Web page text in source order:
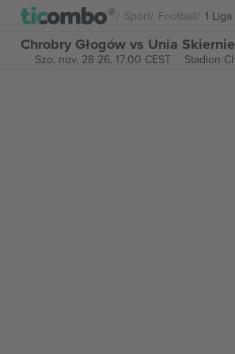
Sport Football 1 Liga
Chrobry Głogów vs Unia
Szo, nov. 28 26, 17:00 CEST Stadion